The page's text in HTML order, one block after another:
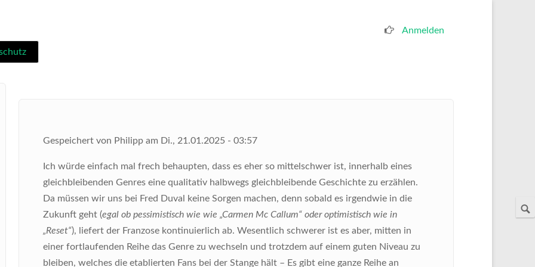
Benutzermenü
Anmelden
Gespeichert von Philipp am Di., 21.01.2025 - 03:57
Ich würde einfach mal frech behaupten, dass es eher so mittelschwer ist, innerhalb eines
gleichbleibenden Genres eine qualitativ halbwegs gleichbleibende Geschichte zu erzählen.
Da müssen wir uns bei Fred Duval keine Sorgen machen, denn sobald es irgendwie in die
Zukunft geht (egal ob pessimistisch wie wie „Carmen Mc Callum“ oder optimistisch wie in
„Reset“), liefert der Franzose kontinuierlich ab. Wesentlich schwerer ist es aber, mitten in
einer fortlaufenden Reihe das Genre zu wechseln und trotzdem auf einem guten Niveau zu
bleiben, welches die etablierten Fans bei der Stange hält – Es gibt eine ganze Reihe an